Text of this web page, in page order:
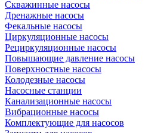
Скважинные насосы
Дренажные насосы
Фекальные насосы
Циркуляционные насосы
Рециркуляционные насосы
Повышающие давление насосы
Поверхностные насосы
Колодезные насосы
Насосные станции
Канализационные насосы
Вибрационные насосы
Комплектующие для насосов